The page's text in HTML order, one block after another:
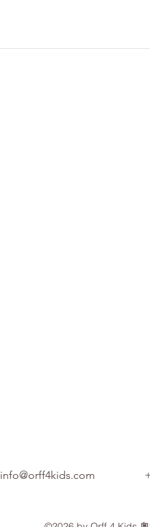
info@orff4kids.com